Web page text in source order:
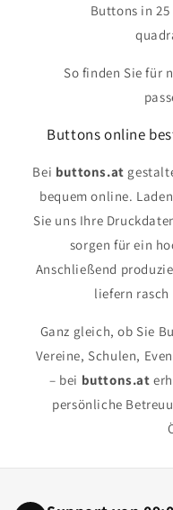
Buttons in 25
So finden Sie für
Buttons online
Bei buttons.at
bequem online.
Sie uns Ihre
sorgen für ein
Anschließend
liefern
Ganz gleich, ob Sie
Vereine, Schulen,
– bei buttons.at
persönliche